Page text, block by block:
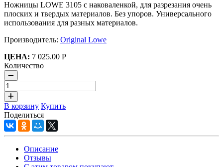
Ножницы LOWE 3105 с наковаленкой, для разрезания очень
плоских и твердых материалов. Без упоров. Универсального
использования для разных материалов.
Производитель: Original Lowe
ЦЕНА: 7 025.00 Р
Количество
В корзину Купить
Поделиться
Описание
Отзывы